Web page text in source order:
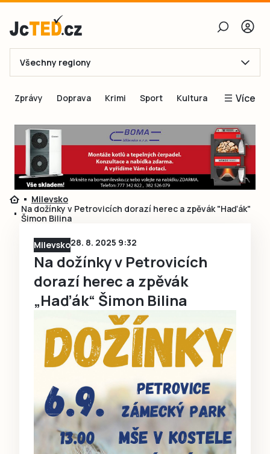
E-mail
Obnovit heslo
Přihlásit se
Všechny regiony
Zprávy Doprava Krimi Sport Kultura Více
Blogy
Inspirace
Čtenáři píší
Speciální přílohy
Milevsko
Na dožínky v Petrovicích dorazí herec a zpěvák "Haďák"
Šimon Bilina
Milevsko28. 8. 2025 9:32
Na dožínky v Petrovicích
dorazí herec a zpěvák
„Haďák“ Šimon Bilina